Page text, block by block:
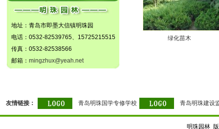
地址：青岛市即墨大信镇明珠园
电话：0532-82539765、15725215515
传真：0532-82538566
邮箱： mingzhux@yeah.net
绿化苗木
友情链接： 青岛明珠国学专修学校 青岛明珠建设
明珠园林